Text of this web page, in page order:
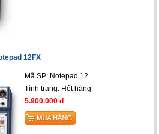
12FX
Mã SP: Notepad 12
Tình trạng: Hết hàng
5.900.000 đ